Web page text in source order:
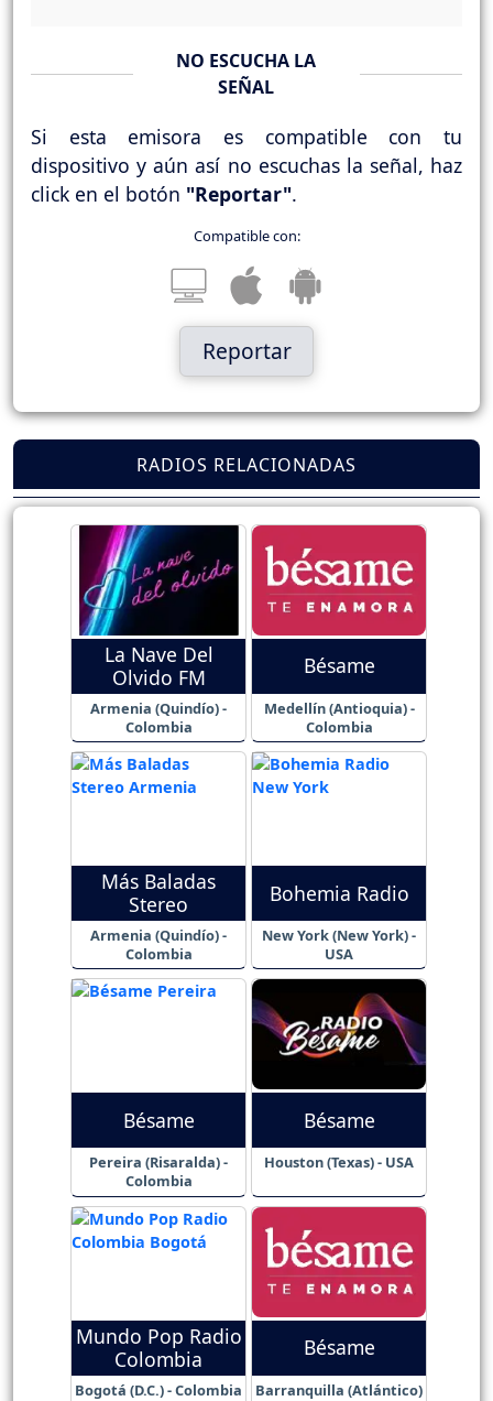
NO ESCUCHA LA
SEÑAL
Si esta emisora es compatible con tu
dispositivo y aún así no escuchas la señal, haz
click en el botón "Reportar".
Compatible con:
Reportar
RADIOS RELACIONADAS
La Nave Del
Olvido FM
Armenia (Quindío) -
Colombia
Bésame
Medellín (Antioquia) -
Colombia
Más Baladas
Stereo
Armenia (Quindío) -
Colombia
Bohemia Radio
New York (New York) -
USA
Bésame
Pereira (Risaralda) -
Colombia
Bésame
Houston (Texas) - USA
Mundo Pop Radio
Colombia
Bogotá (D.C.) - Colombia
Bésame
Barranquilla (Atlántico)